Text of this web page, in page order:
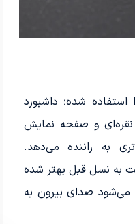
استفاده شده؛ داشبورد
نقره‌ای و صفحه نمایش
به راننده می‌دهد.
به نسل قبل بهتر شده
می‌شود صدای بیرون به